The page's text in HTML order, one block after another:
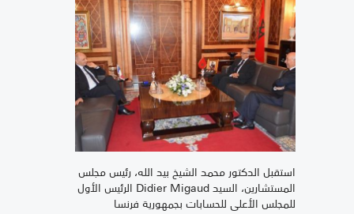
استقبل الدكتور محمد الشيخ بيد الله، رئيس مجلس
المستشارين، السيد Didier Migaud الرئيس الأول
للمجلس الأعلى للحسابات بجمهورية فرنسا